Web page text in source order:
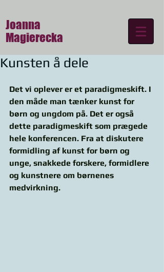
Joanna
Magierecka
Kunsten å dele
Det vi oplever er et paradigmeskift. I
den måde man tænker kunst for
børn og ungdom på. Det er også
dette paradigmeskift som prægede
hele konferencen. Fra at diskutere
formidling af kunst for børn og
unge, snakkede forskere, formidlere
og kunstnere om børnenes
medvirkning.